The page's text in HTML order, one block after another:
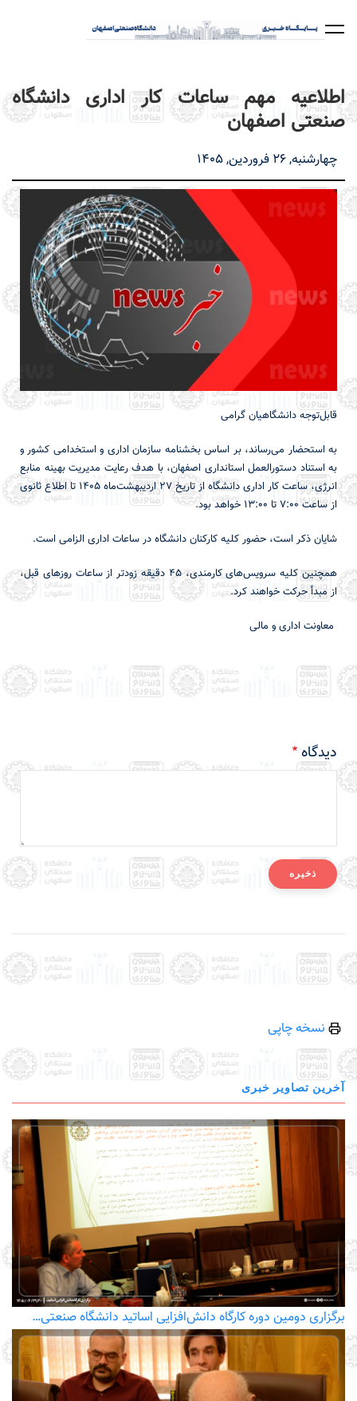
اطلاعیه مهم ساعات کار اداری دانشگاه
صنعتی اصفهان
چهارشنبه, 26 فروردین, 1405
قابل‌توجه دانشگاهیان گرامی
به استحضار می‌رساند، بر اساس بخشنامه سازمان اداری و استخدامی کشور و
به استناد دستورالعمل استانداری اصفهان، با هدف رعایت مدیریت بهینه منابع
انرژی، ساعت کار اداری دانشگاه از تاریخ ۲۷ اردیبهشت‌ماه ۱۴۰۵ تا اطلاع ثانوی
از ساعت ۷:۰۰ تا ۱۳:۰۰ خواهد بود.
شایان ذکر است، حضور کلیه کارکنان دانشگاه در ساعات اداری الزامی است.
همچنین کلیه سرویس‌های کارمندی، ۴۵ دقیقه زودتر از ساعات روزهای قبل،
از مبدأ حرکت خواهند کرد.
معاونت اداری و مالی
دیدگاه
نسخه چاپی
آخرین تصاویر خبری
برگزاری دومین دوره کارگاه دانش‌افزایی اساتید دانشگاه صنعتی…